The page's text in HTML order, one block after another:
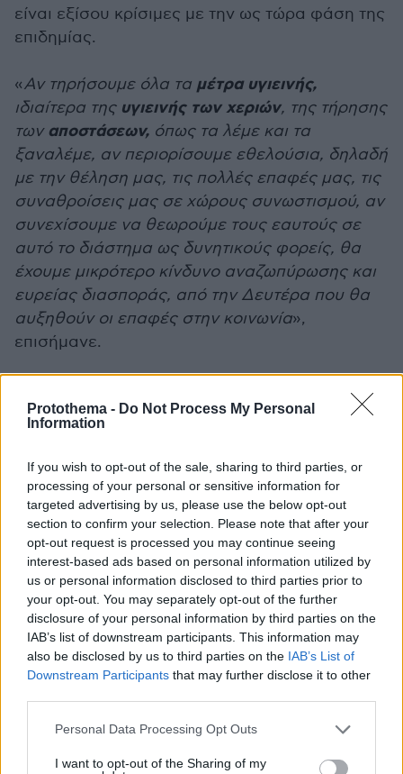
Protothema - Do Not Process My Personal
Information
If you wish to opt-out of the sale, sharing to third parties, or
processing of your personal or sensitive information for
targeted advertising by us, please use the below opt-out
section to confirm your selection. Please note that after your
opt-out request is processed you may continue seeing
interest-based ads based on personal information utilized by
us or personal information disclosed to third parties prior to
your opt-out. You may separately opt-out of the further
disclosure of your personal information by third parties on the
IAB’s list of downstream participants. This information may
also be disclosed by us to third parties on the IAB’s List of
Downstream Participants that may further disclose it to other
Please note that this website/app uses one or more Google
not limited to your visit or usage behaviour. You may click to
Personal Data Processing Opt Outs
I want to opt-out of the Sharing of my
είναι εξίσου κρίσιμες με την ως τώρα φάση της
επιδημίας.
«Αν τηρήσουμε όλα τα μέτρα υγιεινής,
ιδιαίτερα της υγιεινής των χεριών, της τήρησης
των αποστάσεων, όπως τα λέμε και τα
ξαναλέμε, αν περιορίσουμε εθελούσια, δηλαδή
με την θέληση μας, τις πολλές επαφές μας, τις
συναθροίσεις μας σε χώρους συνωστισμού, αν
συνεχίσουμε να θεωρούμε τους εαυτούς σε
αυτό το διάστημα ως δυνητικούς φορείς, θα
έχουμε μικρότερο κίνδυνο αναζωπύρωσης και
ευρείας διασποράς, από την Δευτέρα που θα
αυξηθούν οι επαφές στην κοινωνία»,
επισήμανε.
ΔΝΤ
Με αντισηπτικά και μάσκες η είσοδος στις
εκκλησίες για ατομική προσευχή
Πώς αλλάζει η ζωή μας από Δευτέρα: Τι ισχύει
για μάσκες, καταστήματα, μετακινήσεις
Ακολουθήστε τοprotothema.gr στο Google News
και μάθετε πρώτοι όλες τις ειδήσεις
Δείτε όλες τις τελευταίεςΕιδήσεις
από την Ελλάδα
Protothema.gr